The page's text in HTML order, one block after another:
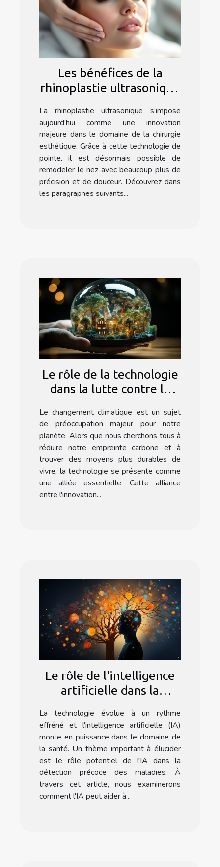
Les bénéfices de la
rhinoplastie ultrasonique
La rhinoplastie ultrasonique s’impose
aujourd’hui comme une innovation
majeure dans le domaine de la chirurgie
esthétique. Grâce à cette technologie de
pointe, il est désormais possible de
remodeler le nez avec beaucoup plus de
précision et de douceur. Découvrez dans
les paragraphes suivants...
Le rôle de la technologie
dans la lutte contre le
Le changement climatique est un sujet
de préoccupation majeur pour notre
planète. Alors que nous cherchons tous à
réduire notre empreinte carbone et à
trouver des moyens plus durables de
vivre, la technologie se présente comme
une alliée essentielle. Cette alliance
entre l'innovation...
Le rôle de l'intelligence
artificielle dans la
maladies
La technologie évolue à un rythme
effréné et l'intelligence artificielle (IA)
monte en puissance dans le domaine de
la santé. Un thème important à élucider
est le rôle potentiel de l'IA dans la
détection précoce des maladies. À
travers cet article, nous examinerons
comment l'IA peut aider à...